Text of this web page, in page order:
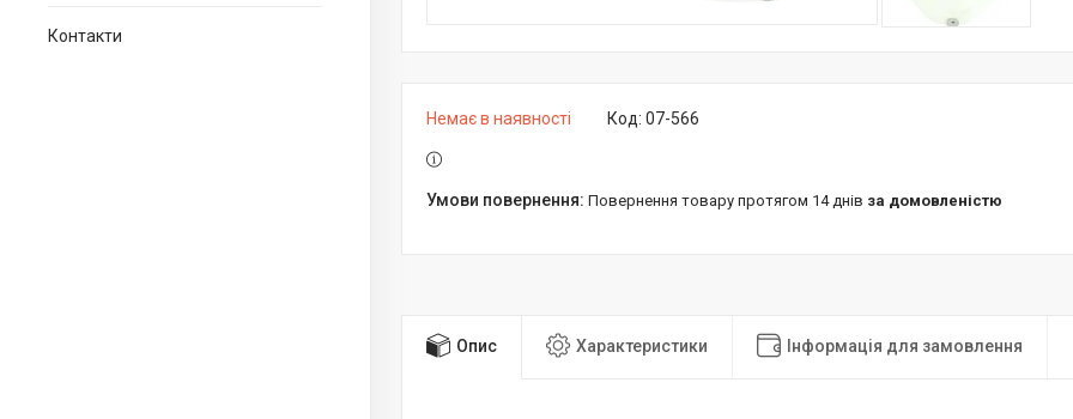
Контакти
Немає в наявності Код: 07-566
повернення товару протягом 14 днів за домовленістю
Опис Характеристики Інформація для замовлення